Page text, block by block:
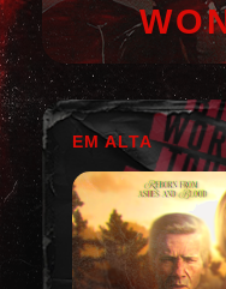
EM ALTA